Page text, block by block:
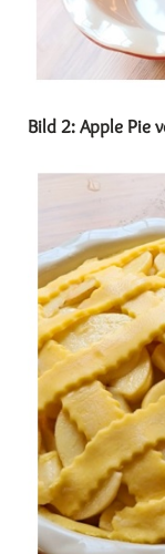
Bild 2: Apple Pie